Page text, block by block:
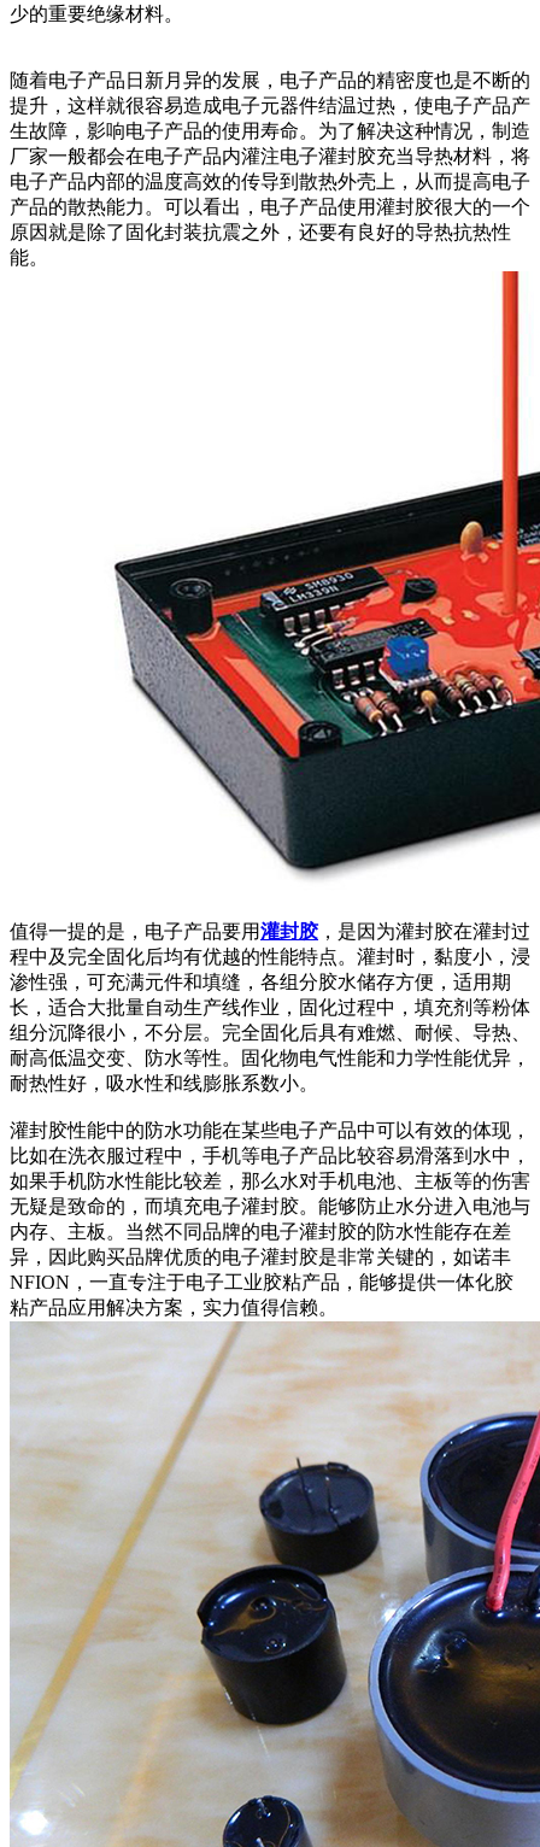
少的重要绝缘材料。
随着电子产品日新月异的发展，电子产品的精密度也是不断的
提升，这样就很容易造成电子元器件结温过热，使电子产品产
生故障，影响电子产品的使用寿命。为了解决这种情况，制造
厂家一般都会在电子产品内灌注电子灌封胶充当导热材料，将
电子产品内部的温度高效的传导到散热外壳上，从而提高电子
产品的散热能力。可以看出，电子产品使用灌封胶很大的一个
原因就是除了固化封装抗震之外，还要有良好的导热抗热性
能。
值得一提的是，电子产品要用灌封胶，是因为灌封胶在灌封过
程中及完全固化后均有优越的性能特点。灌封时，黏度小，浸
渗性强，可充满元件和填缝，各组分胶水储存方便，适用期
长，适合大批量自动生产线作业，固化过程中，填充剂等粉体
组分沉降很小，不分层。完全固化后具有难燃、耐候、导热、
耐高低温交变、防水等性。固化物电气性能和力学性能优异，
耐热性好，吸水性和线膨胀系数小。
灌封胶性能中的防水功能在某些电子产品中可以有效的体现，
比如在洗衣服过程中，手机等电子产品比较容易滑落到水中，
如果手机防水性能比较差，那么水对手机电池、主板等的伤害
无疑是致命的，而填充电子灌封胶。能够防止水分进入电池与
内存、主板。当然不同品牌的电子灌封胶的防水性能存在差
异，因此购买品牌优质的电子灌封胶是非常关键的，如诺丰
NFION，一直专注于电子工业胶粘产品，能够提供一体化胶
粘产品应用解决方案，实力值得信赖。